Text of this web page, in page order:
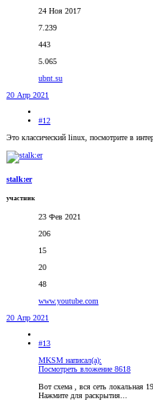
24 Ноя 2017
7.239
443
5.065
ubnt.su
20 Апр 2021
#12
Это классический linux, посмотрите в
stalk:er
участник
23 Фев 2021
206
15
20
48
www.youtube.com
20 Апр 2021
#13
MKSM написал(а):
Посмотреть вложение 8618
Вот схема , вся сеть локальная
Нажмите для раскрытия...